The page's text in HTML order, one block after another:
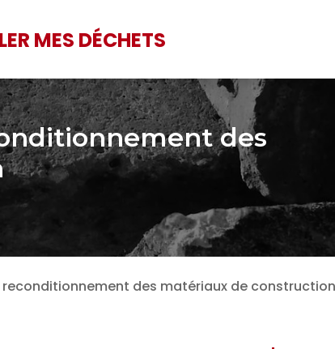
MES DÉCHETS
des
reconditionnement des matériaux de construction